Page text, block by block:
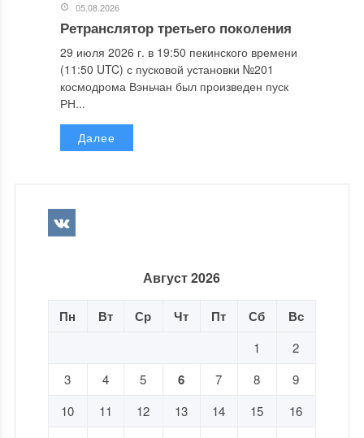
05.08.2026
Ретранслятор третьего поколения
29 июля 2026 г. в 19:50 пекинского времени
(11:50 UTC) с пусковой установки №201
космодрома Вэньчан был произведен пуск
РН...
Далее
Август 2026
Пн Вт Ср Чт Пт Сб Вс
1
2
3
4 5 6 7 8
9
10
11 12 13 14 15
16